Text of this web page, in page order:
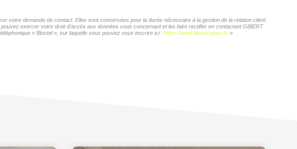
votre demande de contact. Elles sont conservées pour la durée nécessaire à la gestion de la relation client
exercer votre droit d'accès aux données vous concernant et les faire rectifier en contactant GIBERT
« Bloctel », sur laquelle vous pouvez vous inscrire ici : https://www.bloctel.gouv.fr/»